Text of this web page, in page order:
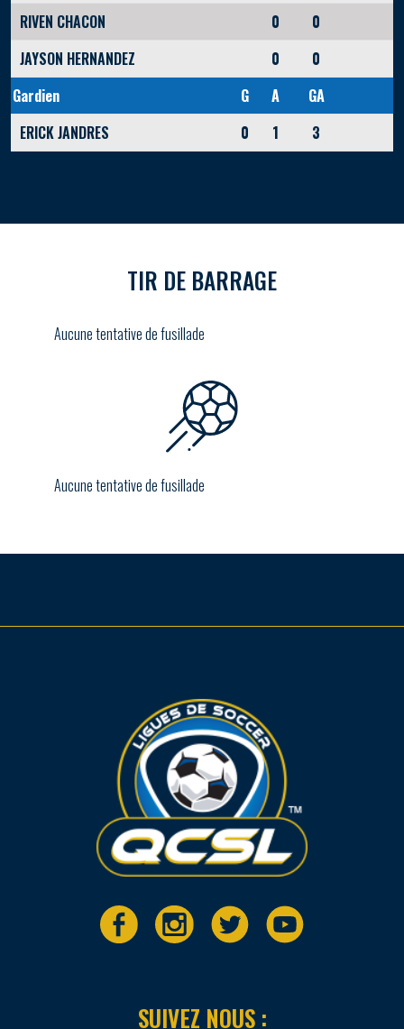
RIVEN CHACON
0
0
JAYSON HERNANDEZ
0
0
Gardien
G A
GA
ERICK JANDRES
0 1 3
TIR DE BARRAGE
Aucune tentative de fusillade
Aucune tentative de fusillade
SUIVEZ NOUS :